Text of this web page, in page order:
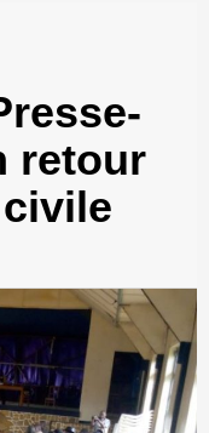
retour